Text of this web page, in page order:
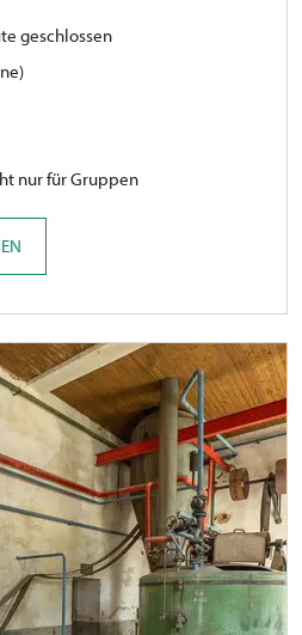
geschlossen
nur für Gruppen